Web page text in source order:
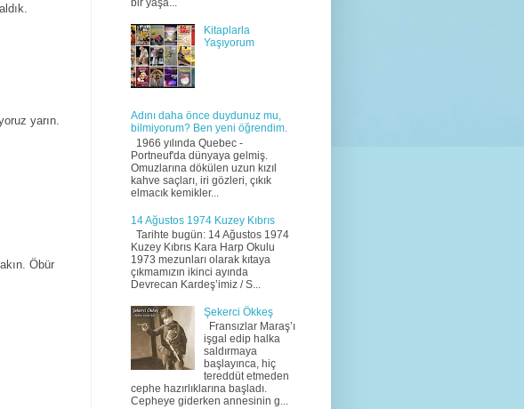
yarın.
Öbür
bir yaşa...
Kitaplarla
Yaşıyorum
Adını daha önce duydunuz mu,
bilmiyorum? Ben yeni öğrendim.
1966 yılında Quebec -
Portneuf'da dünyaya gelmiş.
Omuzlarına dökülen uzun kızıl
kahve saçları, iri gözleri, çıkık
elmacık kemikler...
14 Ağustos 1974 Kuzey Kıbrıs
Tarihte bugün: 14 Ağustos 1974
Kuzey Kıbrıs Kara Harp Okulu
1973 mezunları olarak kıtaya
çıkmamızın ikinci ayında
Devrecan Kardeş’imiz / S...
Şekerci Ökkeş
Fransızlar Maraş’ı
işgal edip halka
saldırmaya
başlayınca, hiç
tereddüt etmeden
cephe hazırlıklarına başladı.
Cepheye giderken annesinin g...